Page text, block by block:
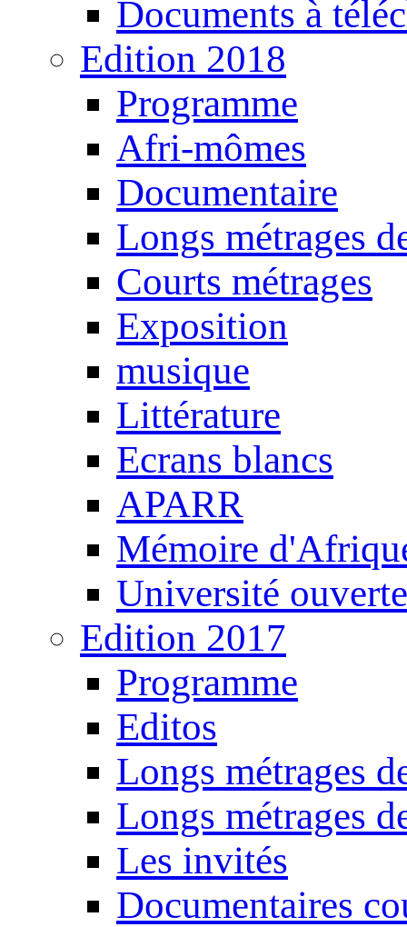
Documents à
Edition 2018
Programme
Afri-mômes
Documentaire
Longs métrages
Courts métrages
Exposition
musique
Littérature
Ecrans blancs
APARR
Mémoire
Université ouverte
Edition 2017
Programme
Editos
Longs métrages
Longs métrages
Les invités
Documentaires